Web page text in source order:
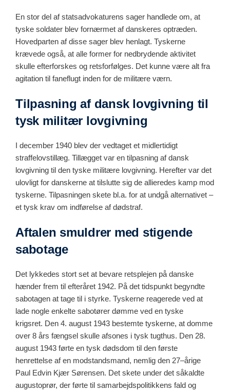
En stor del af statsadvokaturens sager handlede om, at
tyske soldater blev fornærmet af danskeres optræden.
Hovedparten af disse sager blev henlagt. Tyskerne
krævede også, at alle former for nedbrydende aktivitet
skulle efterforskes og retsforfølges. Det kunne være alt fra
agitation til faneflugt inden for de militære værn.
Tilpasning af dansk lovgivning til
tysk militær lovgivning
I december 1940 blev der vedtaget et midlertidigt
straffelovstillæg. Tillægget var en tilpasning af dansk
lovgivning til den tyske militære lovgivning. Herefter var det
ulovligt for danskerne at tilslutte sig de allieredes kamp mod
tyskerne. Tilpasningen skete bl.a. for at undgå alternativet –
et tysk krav om indførelse af dødstraf.
Aftalen smuldrer med stigende
sabotage
Det lykkedes stort set at bevare retsplejen på danske
hænder frem til efteråret 1942. På det tidspunkt begyndte
sabotagen at tage til i styrke. Tyskerne reagerede ved at
lade nogle enkelte sabotører dømme ved en tyske
krigsret. Den 4. august 1943 bestemte tyskerne, at domme
over 8 års fængsel skulle afsones i tysk tugthus. Den 28.
august 1943 førte en tysk dødsdom til den første
henrettelse af en modstandsmand, nemlig den 27–årige
Paul Edvin Kjær Sørensen. Det skete under det såkaldte
augustoprør, der førte til samarbejdspolitikkens fald og